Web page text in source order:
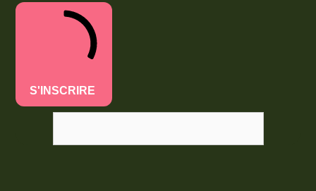
S'INSCRIRE